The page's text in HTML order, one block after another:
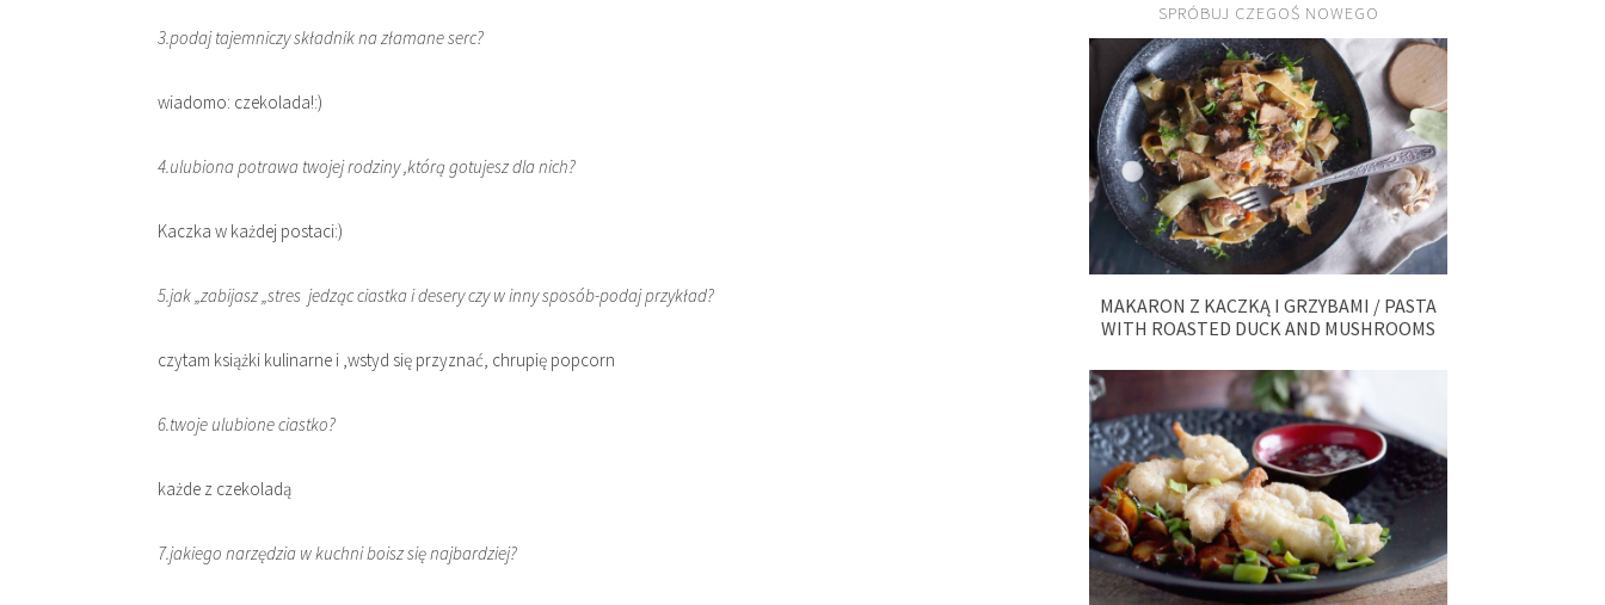
3.podaj tajemniczy składnik na złamane serc?
wiadomo: czekolada!:)
4.ulubiona potrawa twojej rodziny ,którą gotujesz dla nich?
Kaczka w każdej postaci:)
5.jak „zabijasz „stres jedząc ciastka i desery czy w inny sposób-podaj przykład?
czytam książki kulinarne i ,wstyd się przyznać, chrupię popcorn
6.twoje ulubione ciastko?
każde z czekoladą
7.jakiego narzędzia w kuchni boisz się najbardziej?
SPRÓBUJ CZEGOŚ NOWEGO
MAKARON Z KACZKĄ I GRZYBAMI / PASTA
WITH ROASTED DUCK AND MUSHROOMS